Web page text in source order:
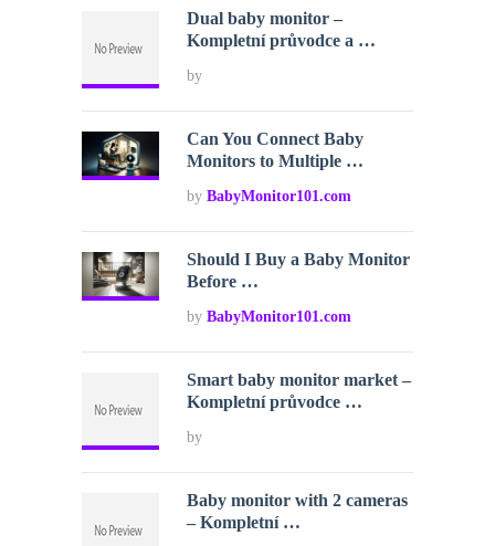
Dual baby monitor –
Kompletní průvodce a …
by
Can You Connect Baby
Monitors to Multiple …
byBabyMonitor101.com
Should I Buy a Baby Monitor
Before …
byBabyMonitor101.com
Smart baby monitor market –
Kompletní průvodce …
by
Baby monitor with 2 cameras
– Kompletní …